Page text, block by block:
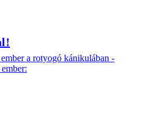
a rotyogó kánikulában -